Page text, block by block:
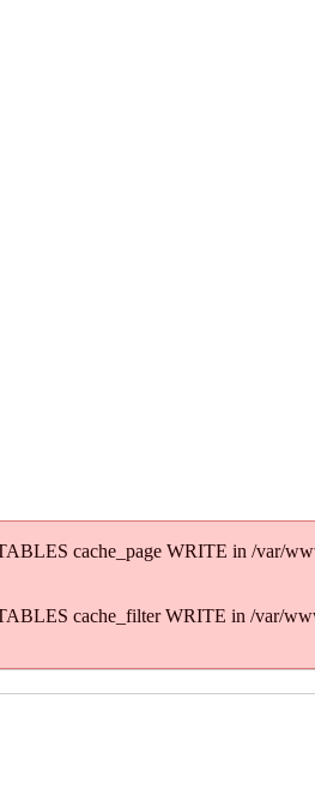
cache_page WRITE in /var/
cache_filter WRITE in /var/